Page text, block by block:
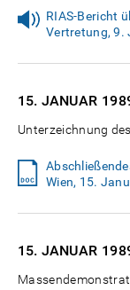
RIAS-Bericht
Vertretung, 9.
15. JANUAR
Unterzeichnung
Wien, 15.
15. JANUAR